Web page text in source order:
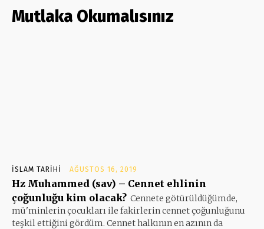
Mutlaka Okumalısınız
İSLAM TARIHI AĞUSTOS 16, 2019
Hz Muhammed (sav) – Cennet ehlinin
çoğunluğu kim olacak? Cennete götürüldüğümde,
mü'minlerin çocukları ile fakirlerin cennet çoğunluğunu
teşkil ettiğini gördüm. Cennet halkının en azının da